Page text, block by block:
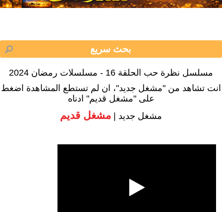
مسلسل نظرة حب الحلقة 16 - مسلسلات رمضان 2024
انت تشاهد من "مشغل جديد"، ان لم تستطع المشاهدة اضغط
على "مشغل قديم" ادناه
مشغل جديد | مشغل قديم